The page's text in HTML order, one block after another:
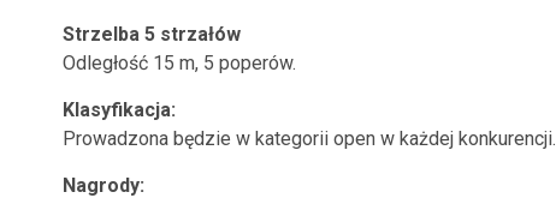
Strzelba 5 strzałów
Odległość 15 m, 5 poperów.
Klasyfikacja:
Prowadzona będzie w kategorii open w każdej konkurencji.
Nagrody: